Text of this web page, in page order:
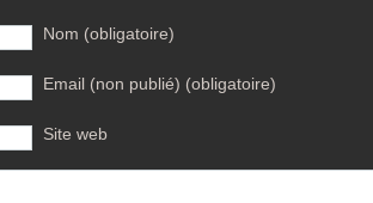
Nom (obligatoire)
Email (non publié) (obligatoire)
Site web